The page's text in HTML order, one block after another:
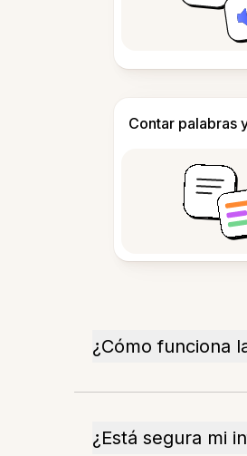
Contar palabras
¿Cómo funciona
¿Está segura mi